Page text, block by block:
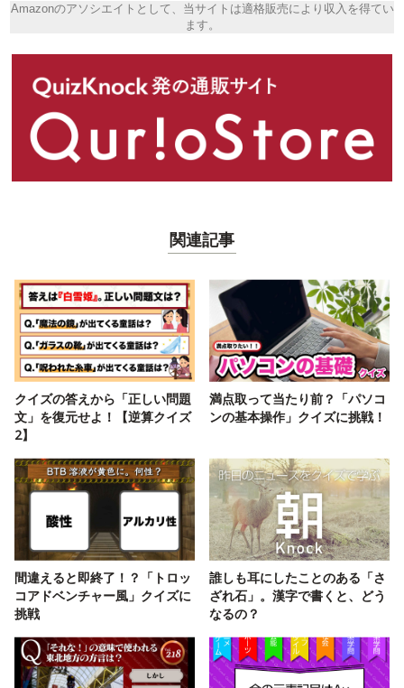
Amazonのアソシエイトとして、当サイトは適格販売により収入を得てい
ます。
関連記事
クイズの答えから「正しい問題
文」を復元せよ！【逆算クイズ
2】
満点取って当たり前？「パソコ
ンの基本操作」クイズに挑戦！
間違えると即終了！？「トロッ
コアドベンチャー風」クイズに
挑戦
誰しも耳にしたことのある「さ
ざれ石」。漢字で書くと、どう
なるの？